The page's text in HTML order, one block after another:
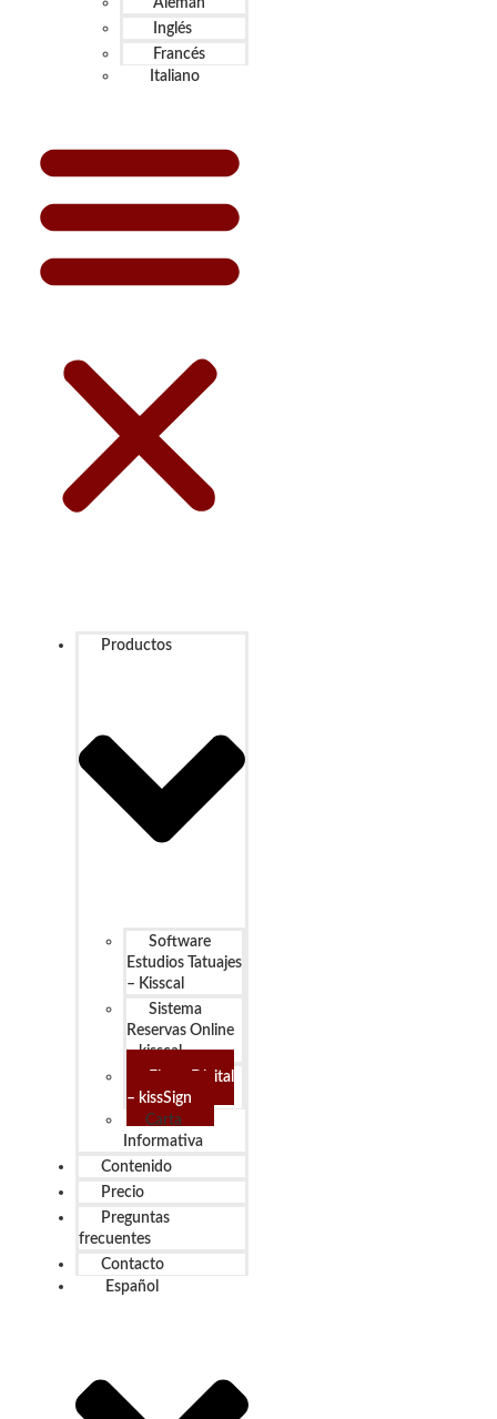
Alemán
Inglés
Francés
Italiano
Productos
Software
Estudios Tatuajes
– Kisscal
Sistema
Reservas Online
– kisscal
Firma Digital
– kissSign
Carta
Informativa
Contenido
Precio
Preguntas
frecuentes
Contacto
Español